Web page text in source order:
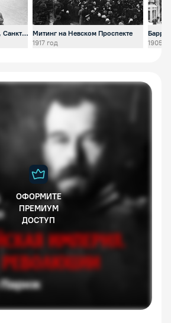
Санкт-
Митинг на Невском Проспекте
1917 год
1905
ОФОРМИТЕ
ПРЕМИУМ
ДОСТУП